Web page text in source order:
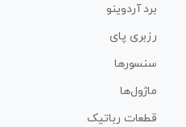
برد آردوینو
رزبری پای
سنسورها
ماژول‌ها
قطعات رباتیک